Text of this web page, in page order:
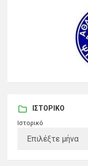
ΙΣΤΟΡΙΚΌ
Ιστορικό